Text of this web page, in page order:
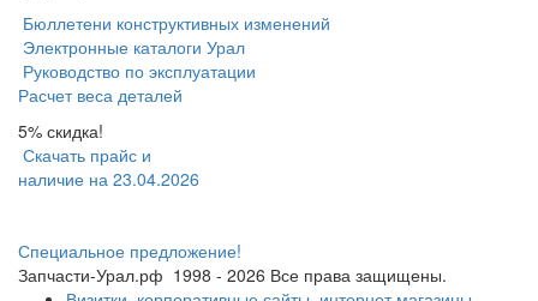
Бюллетени конструктивных изменений
Электронные каталоги Урал
Руководство по эксплуатации
Расчет веса деталей
5% скидка!
Скачать прайс и
наличие на 23.04.2026
Специальное предложение!
Запчасти-Урал.рф 1998 - 2026 Все права защищены.